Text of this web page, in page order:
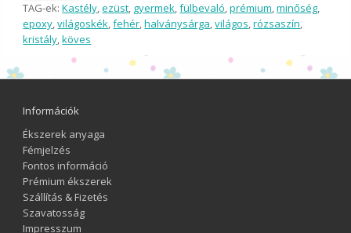
TAG-ek:Kastély,ezüst, gyermek,fülbevaló,prémium,minőség,
epoxy,világoskék,fehér,halványsárga,világos,rózsaszín,
kristály,köves
Információk
Ékszerek anyaga
Fémjelzés
Fontos információ
Prémium ékszerek
Szállítás & Fizetés
Szavatosság
Impresszum